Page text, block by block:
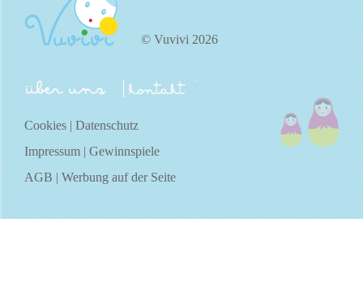
© Vuvivi 2026
über uns kontakt
Cookies|Datenschutz
Impressum|Gewinnspiele
AGB|Werbung auf der Seite